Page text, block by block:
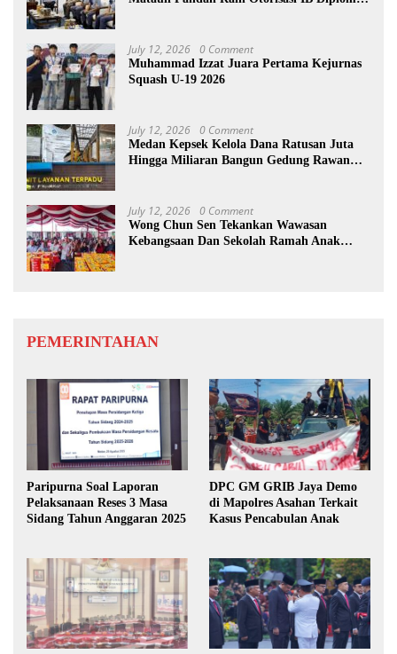
July 12, 2026 0 Comment
Muhammad Izzat Juara Pertama Kejurnas
Squash U-19 2026
July 12, 2026 0 Comment
Medan Kepsek Kelola Dana Ratusan Juta
Hingga Miliaran Bangun Gedung Rawan
July 12, 2026 0 Comment
Wong Chun Sen Tekankan Wawasan
Kebangsaan Dan Sekolah Ramah Anak
PEMERINTAHAN
Paripurna Soal Laporan
Pelaksanaan Reses 3 Masa
Sidang Tahun Anggaran 2025
DPC GM GRIB Jaya Demo
di Mapolres Asahan Terkait
Kasus Pencabulan Anak